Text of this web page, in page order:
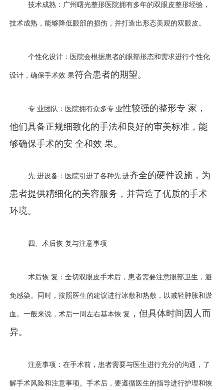
技术成熟：广州曙光整形医院拥有多年的双眼皮整形经验，
技术成熟，能够降低眼部的损伤，并打造出形态美观的双眼皮。
个性化设计：医院会根据患者的眼部形态和需求进行个性化
设计，确保手术效 果符合患者的期望。
专 业 团队：医院拥有众多专 业性较强的整形专 家，
他们具备正规细致化的手法和良好的审美标准，能
够确保手术的安 全和效 果。
先 进设备：医院引进了各种先 进齐全的硬件设施，为
患者提供精细化的美容服务，并营造了优质的手术
环境。
四、术后恢 复与注意事项
术后恢 复 ：全切双眼皮手术后，患者需要注意眼部卫生，避
免感染。同时，按照医生的建议进行冰敷和热敷，以减轻肿胀和淤
血。一般来说，术后一周左右基本恢 复
，但具体时间因人而
异。
注意事项：在手术前，患者需要与医生进行充分的沟通，了
解手术风险和注意事项。手术后，要遵循医生的指导进行护理和恢